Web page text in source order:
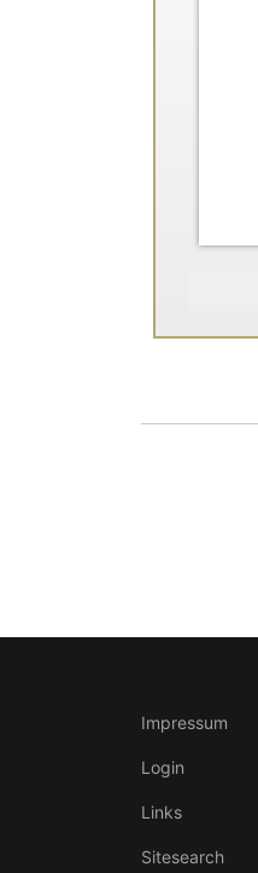
Impressum
Login
Links
Sitesearch